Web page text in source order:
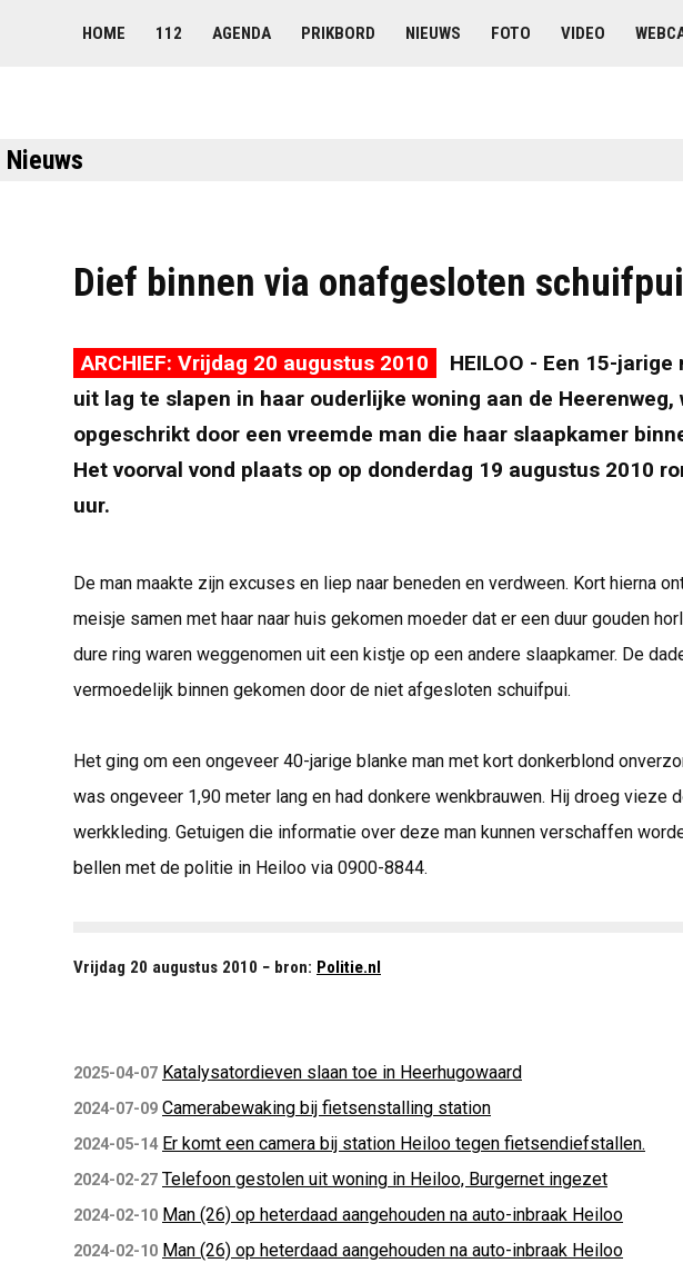
HOME 112 AGENDA PRIKBORD NIEUWS FOTO VIDEO
Nieuws
Dief binnen via onafgesloten schuifpui
ARCHIEF: Vrijdag 20 augustus 2010
HEILOO - Een 15-
uit lag te slapen in haar ouderlijke woning aan de Heerenweg,
opgeschrikt door een vreemde man die haar slaapkamer
Het voorval vond plaats op op donderdag 19 augustus 2010
uur.
De man maakte zijn excuses en liep naar beneden en verdween. Kort hierna
meisje samen met haar naar huis gekomen moeder dat er een duur gouden
dure ring waren weggenomen uit een kistje op een andere slaapkamer. De
vermoedelijk binnen gekomen door de niet afgesloten schuifpui.
Het ging om een ongeveer 40-jarige blanke man met kort donkerblond
was ongeveer 1,90 meter lang en had donkere wenkbrauwen. Hij droeg vieze
werkkleding. Getuigen die informatie over deze man kunnen verschaffen
bellen met de politie in Heiloo via 0900-8844.
Vrijdag 20 augustus 2010 − bron: Politie.nl
2025-04-07 Katalysatordieven slaan toe in Heerhugowaard
2024-07-09 Camerabewaking bij fietsenstalling station
2024-05-14 Er komt een camera bij station Heiloo tegen fietsendiefstallen.
2024-02-27 Telefoon gestolen uit woning in Heiloo, Burgernet ingezet
2024-02-10 Man (26) op heterdaad aangehouden na auto-inbraak Heiloo
2024-02-10 Man (26) op heterdaad aangehouden na auto-inbraak Heiloo